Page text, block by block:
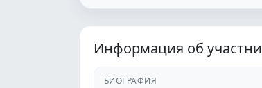
Информация об
БИОГРАФИЯ